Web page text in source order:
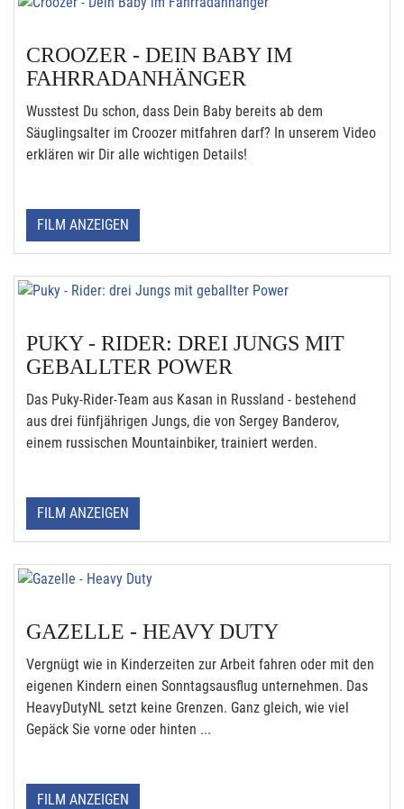
CROOZER - DEIN BABY IM
FAHRRADANHÄNGER
Wusstest Du schon, dass Dein Baby bereits ab dem
Säuglingsalter im Croozer mitfahren darf? In unserem Video
erklären wir Dir alle wichtigen Details!
FILM ANZEIGEN
PUKY - RIDER: DREI JUNGS MIT
GEBALLTER POWER
Das Puky-Rider-Team aus Kasan in Russland - bestehend
aus drei fünfjährigen Jungs, die von Sergey Banderov,
einem russischen Mountainbiker, trainiert werden.
FILM ANZEIGEN
GAZELLE - HEAVY DUTY
Vergnügt wie in Kinderzeiten zur Arbeit fahren oder mit den
eigenen Kindern einen Sonntagsausflug unternehmen. Das
HeavyDutyNL setzt keine Grenzen. Ganz gleich, wie viel
Gepäck Sie vorne oder hinten ...
FILM ANZEIGEN